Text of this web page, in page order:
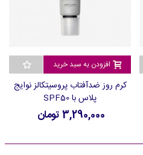
افزودن به سبد خرید
کرم روز ضدآفتاب پروسیتکالز نوایج
پلاس با SPF50
3,290,000 تومان